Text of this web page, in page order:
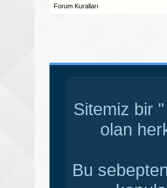
Forum Kuralları
Sitemiz bir
olan
Bu